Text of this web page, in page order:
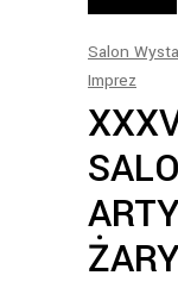
Salon
Imprez